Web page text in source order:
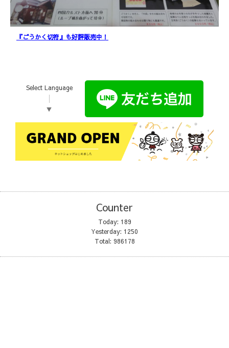
『ごうかく切符』も好評販売中！
Select Language
▼
Counter
Today: 189
Yesterday: 1250
Total: 986178